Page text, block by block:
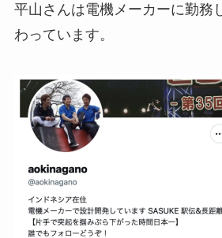
平山さんは電機メーカーに勤務
わっています。